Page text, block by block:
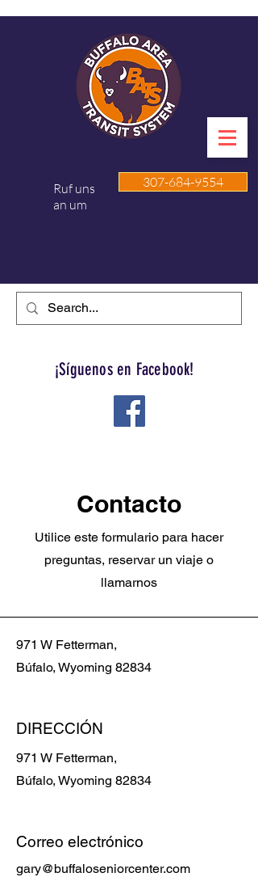
Ruf uns
an um
307-684-9554
¡Síguenos en Facebook!
Contacto
Utilice este formulario para hacer
preguntas, reservar un viaje o
llamarnos
971 W Fetterman,
Búfalo, Wyoming 82834
DIRECCIÓN
971 W Fetterman,
Búfalo, Wyoming 82834
Correo electrónico
gary@buffaloseniorcenter.com